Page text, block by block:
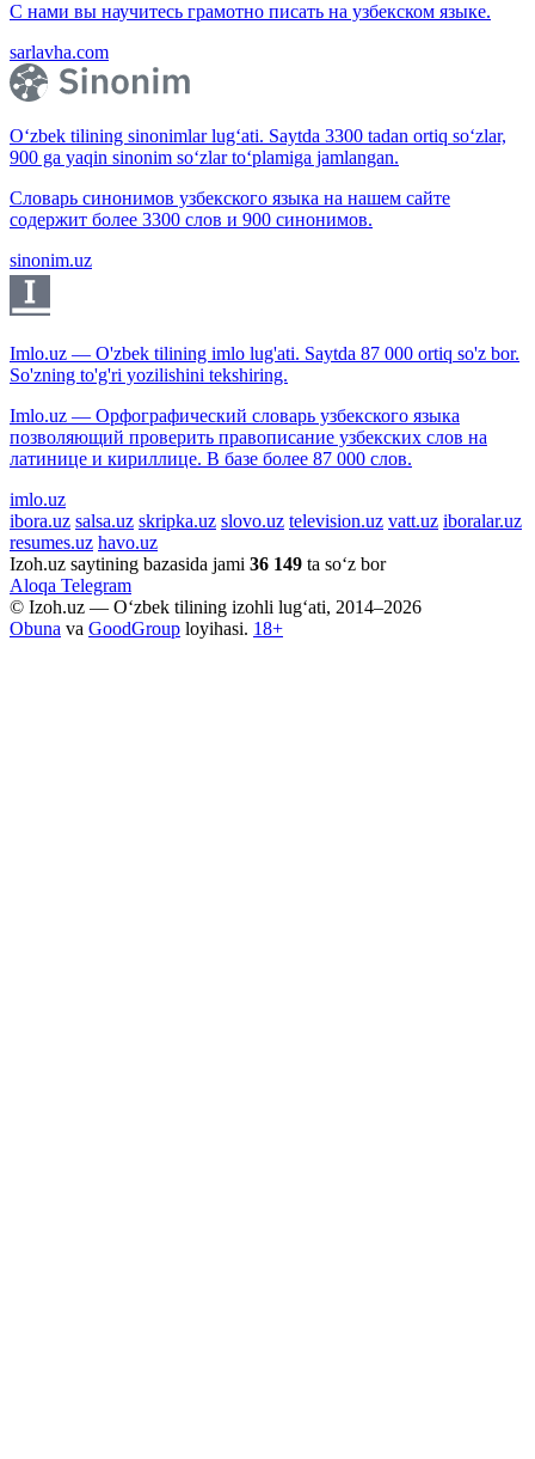
С нами вы научитесь грамотно писать на узбекском языке.
sarlavha.com
O‘zbek tilining sinonimlar lug‘ati. Saytda 3300 tadan ortiq so‘zlar,
900 ga yaqin sinonim so‘zlar to‘plamiga jamlangan.
Словарь синонимов узбекского языка на нашем сайте
содержит более 3300 слов и 900 синонимов.
sinonim.uz
Imlo.uz — O'zbek tilining imlo lug'ati. Saytda 87 000 ortiq so'z bor.
So'zning to'g'ri yozilishini tekshiring.
Imlo.uz — Орфографический словарь узбекского языка
позволяющий проверить правописание узбекских слов на
латинице и кириллице. В базе более 87 000 слов.
imlo.uz
ibora.uz salsa.uz skripka.uz slovo.uz television.uz vatt.uz iboralar.uz
resumes.uz havo.uz
Izoh.uz saytining bazasida jami 36 149 ta so‘z bor
Aloqa Telegram
© Izoh.uz — O‘zbek tilining izohli lug‘ati, 2014–2026
Obuna va GoodGroup loyihasi. 18+